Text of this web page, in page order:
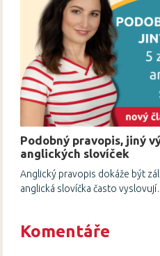
Podobný pravopis, jiný
anglických slovíček
Anglický pravopis dokáže být
anglická slovíčka často
Komentáře